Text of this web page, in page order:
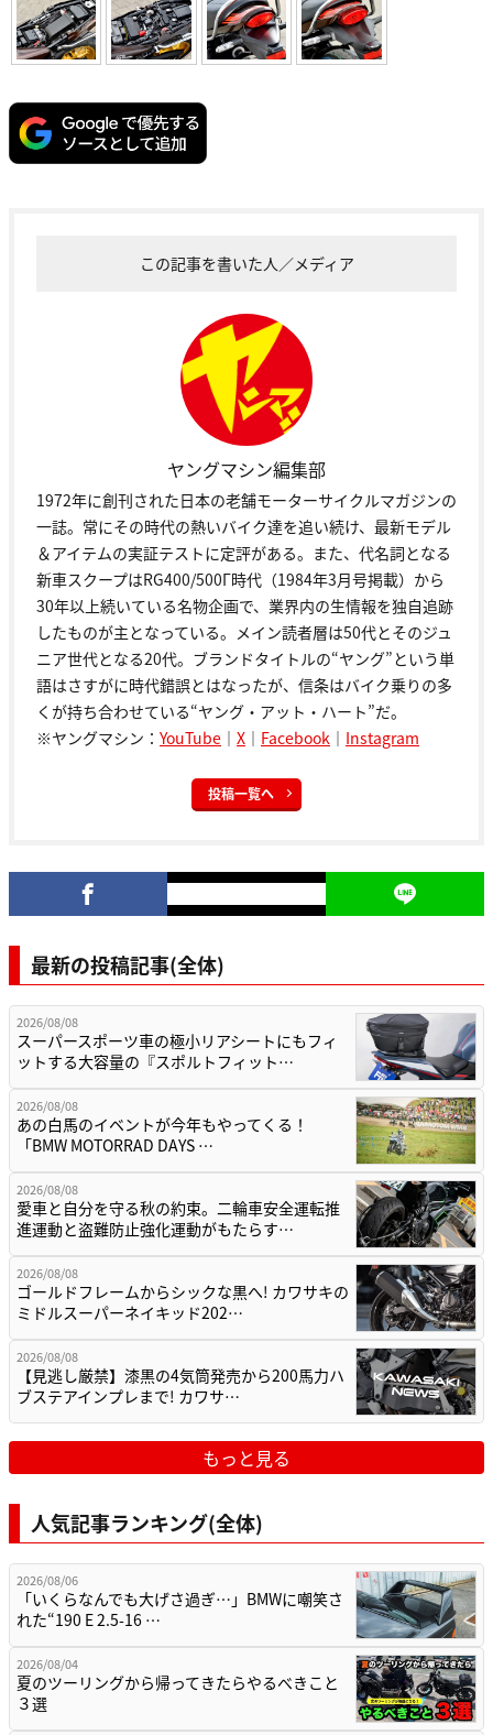
この記事を書いた人／メディア
ヤングマシン編集部
1972年に創刊された日本の老舗モーターサイクルマガジンの
一誌。常にその時代の熱いバイク達を追い続け、最新モデル
＆アイテムの実証テストに定評がある。また、代名詞となる
新車スクープはRG400/500Γ時代（1984年3月号掲載）から
30年以上続いている名物企画で、業界内の生情報を独自追跡
したものが主となっている。メイン読者層は50代とそのジュ
ニア世代となる20代。ブランドタイトルの“ヤング”という単
語はさすがに時代錯誤とはなったが、信条はバイク乗りの多
くが持ち合わせている“ヤング・アット・ハート”だ。
※ヤングマシン： YouTube ｜ X ｜ Facebook ｜ Instagram
投稿一覧へ
最新の投稿記事(全体)
2026/08/08
スーパースポーツ車の極小リアシートにもフィ
ットする大容量の『スポルトフィット…
2026/08/08
あの白馬のイベントが今年もやってくる！
「BMW MOTORRAD DAYS …
2026/08/08
愛車と自分を守る秋の約束。二輪車安全運転推
進運動と盗難防止強化運動がもたらす…
2026/08/08
ゴールドフレームからシックな黒へ! カワサキの
ミドルスーパーネイキッド202…
2026/08/08
【見逃し厳禁】漆黒の4気筒発売から200馬力ハ
ブステアインプレまで! カワサ…
もっと見る
人気記事ランキング(全体)
2026/08/06
「いくらなんでも大げさ過ぎ…」BMWに嘲笑さ
れた“190 E 2.5-16 …
2026/08/04
夏のツーリングから帰ってきたらやるべきこと
３選